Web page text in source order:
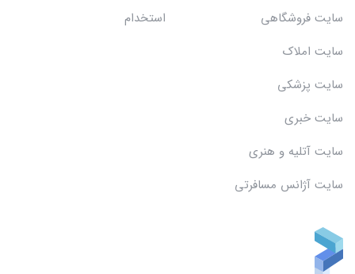
سایت فروشگاهی
سایت املاک
سایت پزشکی
سایت خبری
سایت آتلیه و هنری
سایت آژانس مسافرتی
استخدام